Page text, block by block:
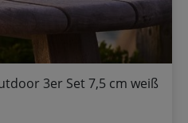
3er Set 7,5 cm weiß